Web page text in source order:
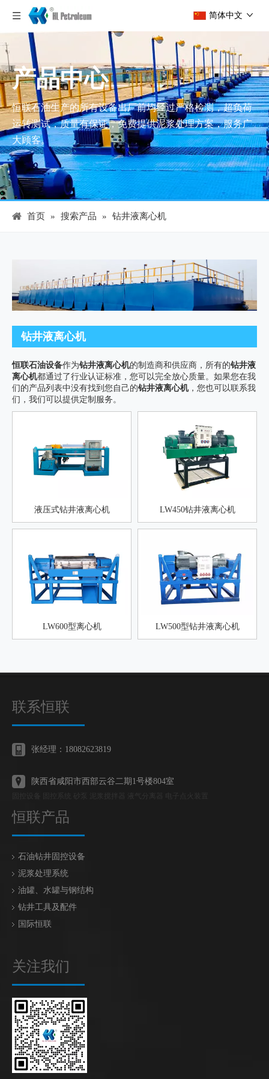
简体中文
产品中心
恒联石油生产的所有设备出厂前均经过严格检测，超负荷
运转测试，质量有保证，免费提供泥浆处理方案，服务广
大顾客。
首页 » 搜索产品 » 钻井液离心机
钻井液离心机
恒联石油设备作为钻井液离心机的制造商和供应商，所有的钻井液
离心机都通过了行业认证标准，您可以完全放心质量。如果您在我
们的产品列表中没有找到您自己的钻井液离心机，您也可以联系我
们，我们可以提供定制服务。
液压式钻井液离心机 LW450钻井液离心机
LW600型离心机 LW500型钻井液离心机
联系恒联
张经理：18082623819
陕西省咸阳市西部云谷二期1号楼804室
恒联产品
石油钻井固控设备
泥浆处理系统
油罐、水罐与钢结构
钻井工具及配件
国际恒联
关注我们